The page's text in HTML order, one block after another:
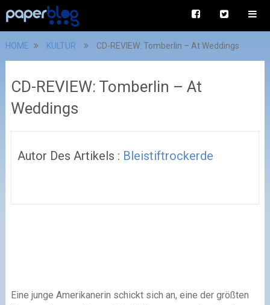
HOME KULTUR CD-REVIEW: Tomberlin – At Weddings
CD-REVIEW: Tomberlin – At
Weddings
Autor Des Artikels : Bleistiftrockerde
Eine junge Amerikanerin schickt sich an, eine der größten